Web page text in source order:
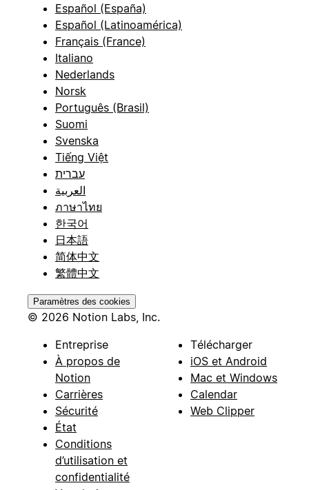
Español (España)
Español (Latinoamérica)
Français (France)
Italiano
Nederlands
Norsk
Português (Brasil)
Suomi
Svenska
Tiếng Việt
עברית
العربية
ภาษาไทย
한국어
日本語
简体中文
繁體中文
Paramètres des cookies
© 2026 Notion Labs, Inc.
Entreprise
À propos de
Notion
Carrières
Sécurité
État
Conditions
d’utilisation et
confidentialité
Télécharger
iOS et Android
Mac et Windows
Calendar
Web Clipper